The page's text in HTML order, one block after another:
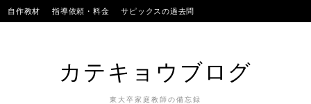
Skip
to
自作教材 指導依頼・料金 サピックスの過去問
カテキョウブログ
東大卒家庭教師の備忘録